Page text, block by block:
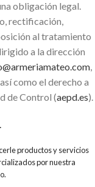
obligación legal.
rectificación,
al tratamiento
a la dirección
como el derecho a
de Control (aepd.es).
productos y servicios
por nuestra